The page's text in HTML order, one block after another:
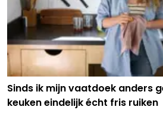
Sinds ik mijn vaatdoek anders
keuken eindelijk écht fris ruiken